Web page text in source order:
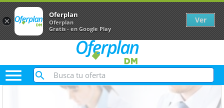

×
Oferplan
Oferplan
Gratis - en Google Play
Ver